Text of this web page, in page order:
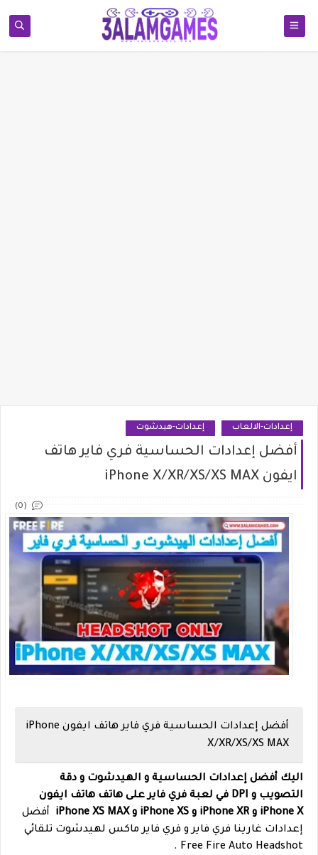
إعدادات-الالعاب إعدادات-هيدشوت
أفضل إعدادات الحساسية فري فاير هاتف
ايفون iPhone X/XR/XS/XS MAX
(0)
أفضل إعدادات الحساسية فري فاير هاتف ايفون iPhone
X/XR/XS/XS MAX
اليك أفضل إعدادات الحساسية و الهيدشوت و دقة
التصويب و DPI في لعبة فري فاير على هاتف هاتف ايفون
iPhone X و iPhone XR و iPhone XS و iPhone XS MAX
أفضل
إعدادات غارينا فري فاير و فري فاير ماكس لهيدشوت تلقائي
Free Fire Auto Headshot .